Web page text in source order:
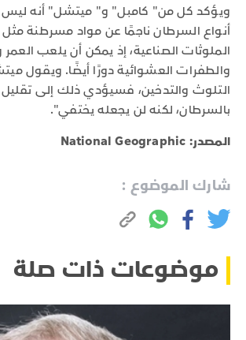
ويؤكد كل من" كامبل" و" ميتشل" أنه
أنواع السرطان ناجمًا عن مواد مسرطنة مثل
الملوثات الصناعية، إذ يمكن أن يلعب العمر
والطفرات العشوائية دورًا أيضًا. ويقول
التلوث والتدخين، فسيؤدي ذلك إلى تقليل
بالسرطان، لكنه لن يجعله يختفي".
المصدر: National Geographic
شارك الموضوع :
موضوعات ذات صلة